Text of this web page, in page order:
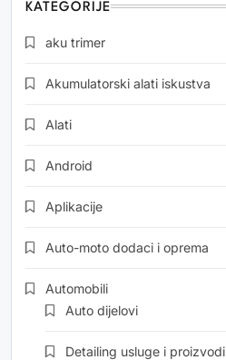
KATEGORIJE
aku trimer
Akumulatorski alati iskustva
Alati
Android
Aplikacije
Auto-moto dodaci i oprema
Automobili
Auto dijelovi
Detailing usluge i proizvodi